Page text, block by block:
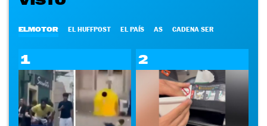
ELMOTOR EL HUFFPOST EL PAÍS AS CADENA SER
1 2